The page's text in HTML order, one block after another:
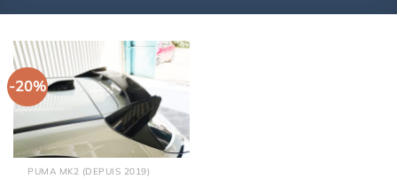
-20%
PUMA MK2 (DEPUIS 2019)